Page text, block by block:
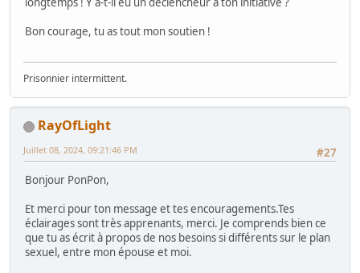
Bon courage, tu as tout mon soutien !
Prisonnier intermittent.
RayOfLight
#27
Juillet 08, 2024, 09:21:46 PM
Bonjour PonPon,
Et merci pour ton message et tes encouragements.Tes
éclairages sont très apprenants, merci. Je comprends bien ce
que tu as écrit à propos de nos besoins si différents sur le plan
sexuel, entre mon épouse et moi.